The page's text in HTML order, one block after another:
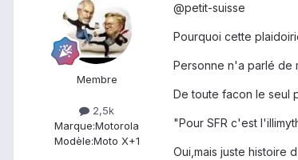
Membre
2,5k
Marque:Motorola
Modèle:Moto X+1
@petit-suisse
Pourquoi cette
Personne n'a parlé de
De toute facon le seul
"Pour SFR c'est
Oui,mais juste histoire